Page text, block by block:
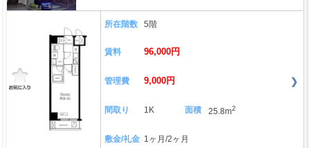
所在階数 5階
賃料 96,000円
管理費 9,000円
間取り 1K 面積 25.8m2
敷金/礼金 1ヶ月/2ヶ月